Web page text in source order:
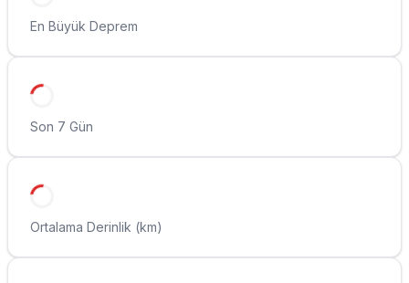
En Büyük Deprem
Son 7 Gün
Ortalama Derinlik (km)